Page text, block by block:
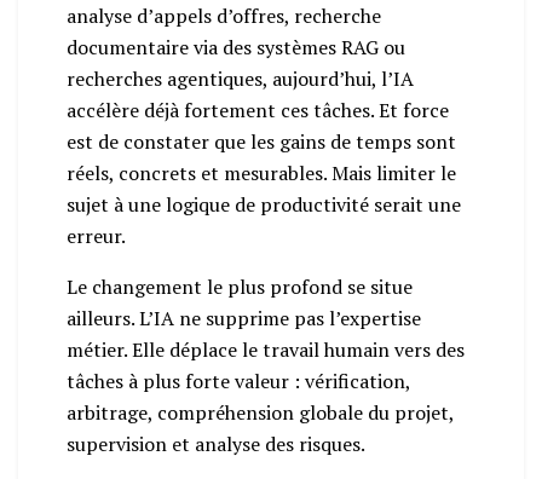
analyse d’appels d’offres, recherche
documentaire via des systèmes RAG ou
recherches agentiques, aujourd’hui, l’IA
accélère déjà fortement ces tâches. Et force
est de constater que les gains de temps sont
réels, concrets et mesurables. Mais limiter le
sujet à une logique de productivité serait une
erreur.
Le changement le plus profond se situe
ailleurs. L’IA ne supprime pas l’expertise
métier. Elle déplace le travail humain vers des
tâches à plus forte valeur : vérification,
arbitrage, compréhension globale du projet,
supervision et analyse des risques.